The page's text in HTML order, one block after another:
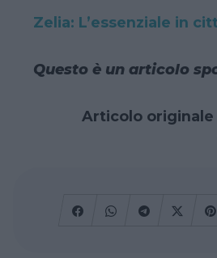
Zelia: L’essenziale in
Questo è un articolo
Articolo originale